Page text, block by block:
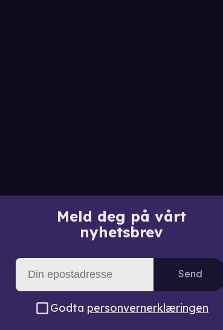
Meld deg på vårt
nyhetsbrev
Send
Godta personvernerklæringen